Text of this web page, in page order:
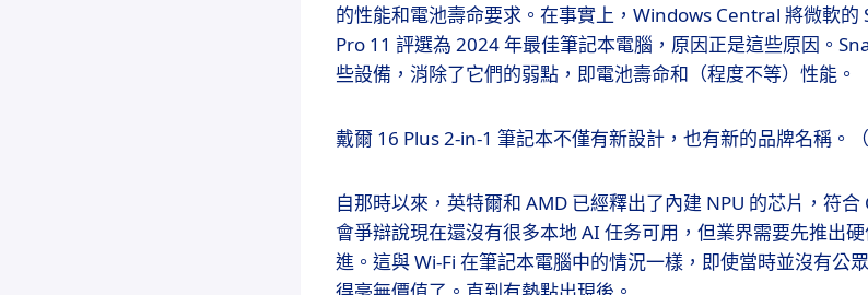
的性能和電池壽命要求。在事實上，Windows Central 將微軟
Pro 11 評選為 2024 年最佳筆記本電腦，原因正是這些原因。
些設備，消除了它們的弱點，即電池壽命和（程度不等）性能。
戴爾 16 Plus 2-in-1 筆記本不僅有新設計，也有新的品牌名稱。（
自那時以來，英特爾和 AMD 已經釋出了內建 NPU 的芯片，符
會爭辯說現在還沒有很多本地 AI 任务可用，但業界需要先推出
進。這與 Wi-Fi 在筆記本電腦中的情況一樣，即使當時並沒有公